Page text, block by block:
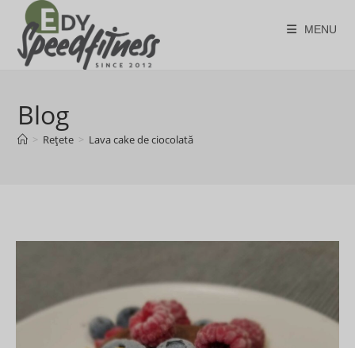
content
MENU
Blog
> Rețete > Lava cake de ciocolată